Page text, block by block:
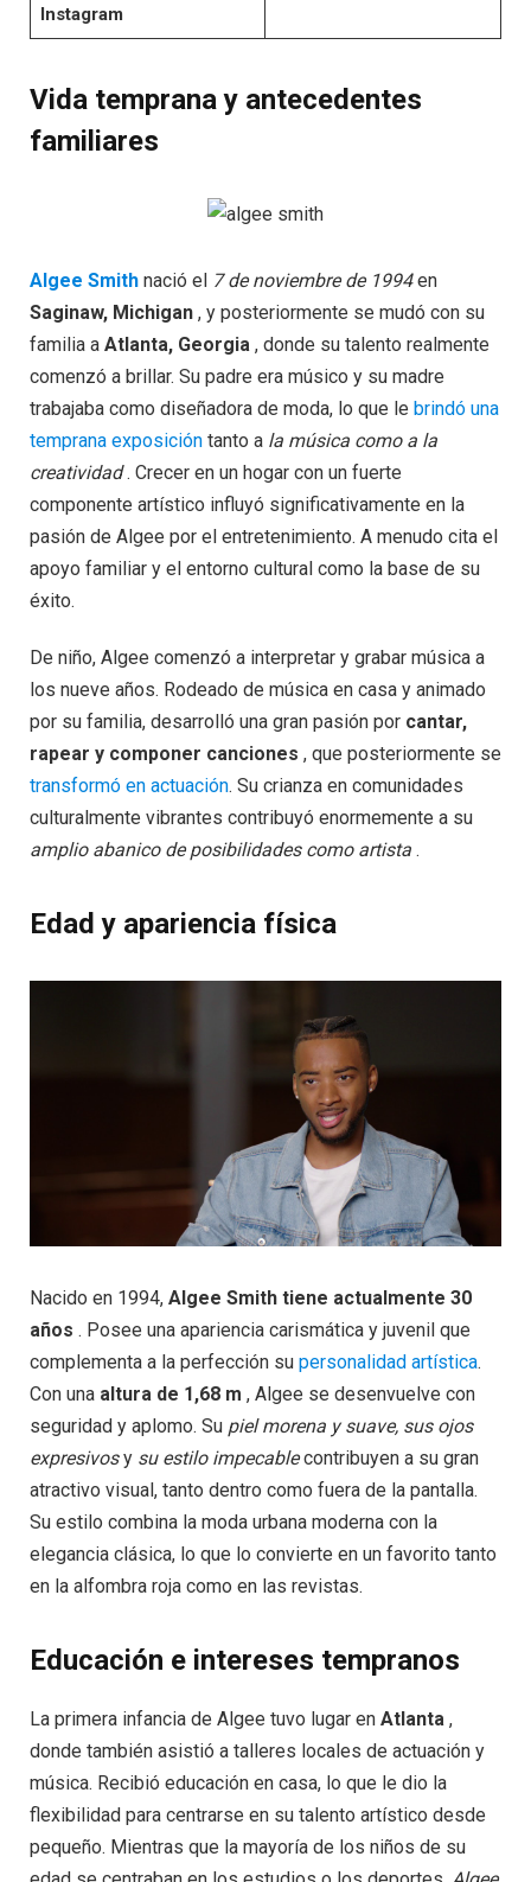
Instagram
Vida temprana y antecedentes
familiares
Algee Smith nació el 7 de noviembre de 1994en
Saginaw, Michigan , y posteriormente se mudó con su
familia a Atlanta, Georgia , donde su talento realmente
comenzó a brillar. Su padre era músico y su madre
trabajaba como diseñadora de moda, lo que le brindó una
temprana exposición tanto a la música como a la
creatividad. Crecer en un hogar con un fuerte
componente artístico influyó significativamente en la
pasión de Algee por el entretenimiento. A menudo cita el
apoyo familiar y el entorno cultural como la base de su
éxito.
De niño, Algee comenzó a interpretar y grabar música a
los nueve años. Rodeado de música en casa y animado
por su familia, desarrolló una gran pasión por cantar,
rapear y componer canciones , que posteriormente se
transformó en actuación. Su crianza en comunidades
culturalmente vibrantes contribuyó enormemente a su
amplio abanico de posibilidades como artista .
Edad y apariencia física
Nacido en 1994, Algee Smith tiene actualmente 30
años . Posee una apariencia carismática y juvenil que
complementa a la perfección su personalidad artística.
Con una altura de 1,68 m , Algee se desenvuelve con
seguridad y aplomo. Su piel morena y suave, sus ojos
expresivosy su estilo impecablecontribuyen a su gran
atractivo visual, tanto dentro como fuera de la pantalla.
Su estilo combina la moda urbana moderna con la
elegancia clásica, lo que lo convierte en un favorito tanto
en la alfombra roja como en las revistas.
Educación e intereses tempranos
La primera infancia de Algee tuvo lugar en Atlanta ,
donde también asistió a talleres locales de actuación y
música. Recibió educación en casa, lo que le dio la
flexibilidad para centrarse en su talento artístico desde
pequeño. Mientras que la mayoría de los niños de su